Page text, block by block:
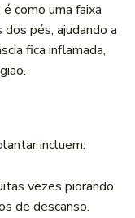
como uma faixa
pés, ajudando a
fica inflamada,
incluem:
vezes piorando
de descanso.